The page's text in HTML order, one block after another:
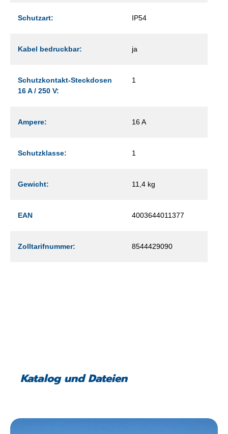
Schutzart: IP54
Kabel bedruckbar: ja
Schutzkontakt-Steckdosen
16 A / 250 V:
1
Ampere: 16 A
Schutzklasse: 1
Gewicht: 11,4 kg
EAN 4003644011377
Zolltarifnummer: 8544429090
Katalog und Dateien